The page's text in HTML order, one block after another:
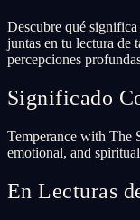
Descubre qué
juntas en tu lectura de
percepciones
Significado
Temperance with The
emotional, and
En Lecturas